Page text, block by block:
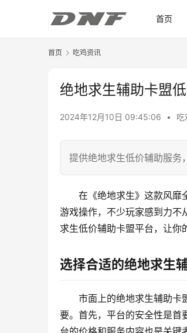
首页
首页 吃鸡资讯
绝地求生辅助卡盟
2024年12月10日 09:45:06 • 吃
提供绝地求生低价辅助服务
在《绝地求生》这款风靡
游戏操作，不少玩家感到力不
求生低价辅助卡盟平台，让你
选择合适的绝地求生
市面上的绝地求生辅助卡
要。首先，平台的安全性是首